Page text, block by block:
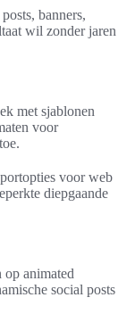
banners,
wil zonder jaren
met sjablonen
voor
voor web
diepgaande
op animated
social posts